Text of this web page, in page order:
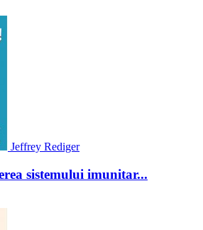
Jeffrey Rediger
sistemului imunitar...